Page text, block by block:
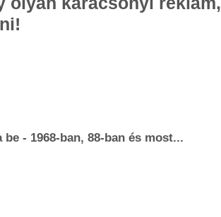
- 1968-ban, 88-ban és most...